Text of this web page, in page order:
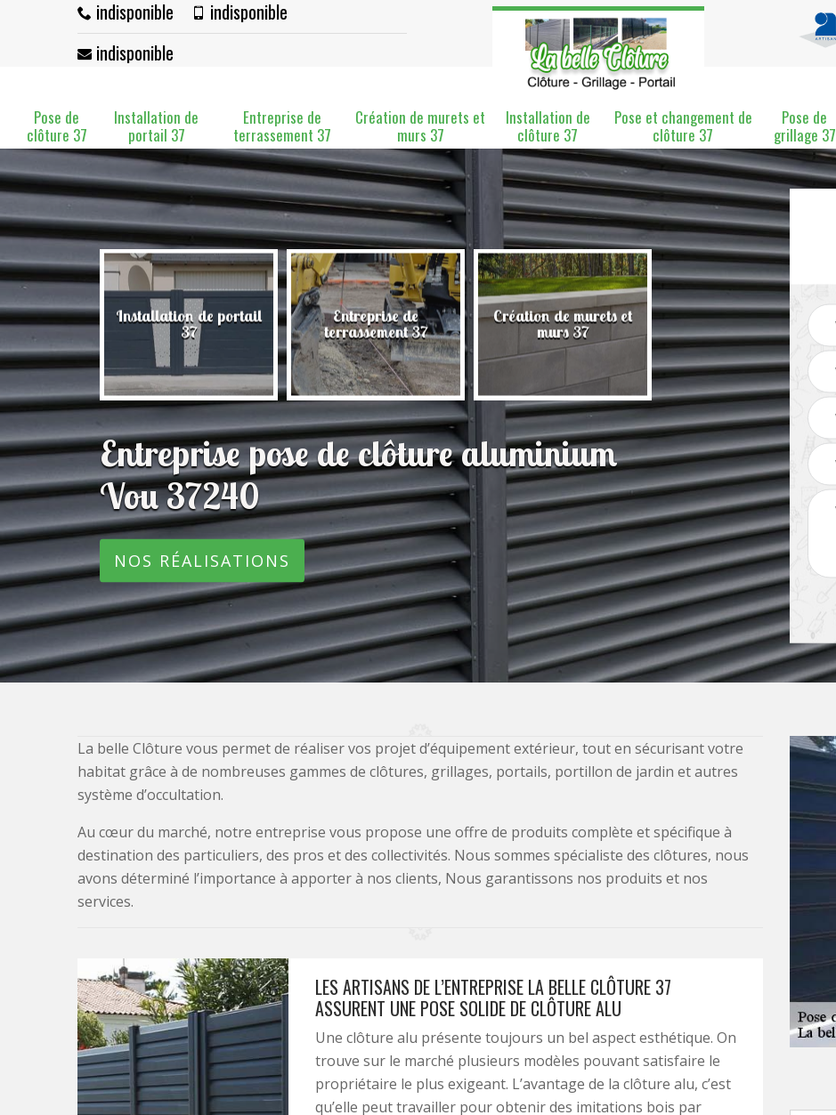
indisponible
indisponible
indisponible
Pose de
clôture 37
Installation de
portail 37
Entreprise de
terrassement 37
Création de murets et
murs 37
Installation de
clôture 37
Pose et changement de
clôture 37
Pose de
grillage 37
37 Installation de portail
37
Entreprise de
terrassement 37
Création de murets et
murs 37
Installation de clôture
37
Entreprise pose de clôture aluminium
Vou 37240
NOS RÉALISATIONS
La belle Clôture vous permet de réaliser vos projet d’équipement extérieur, tout en sécurisant votre
habitat grâce à de nombreuses gammes de clôtures, grillages, portails, portillon de jardin et autres
système d’occultation.
Au cœur du marché, notre entreprise vous propose une offre de produits complète et spécifique à
destination des particuliers, des pros et des collectivités. Nous sommes spécialiste des clôtures, nous
avons déterminé l’importance à apporter à nos clients, Nous garantissons nos produits et nos
services.
LES ARTISANS DE L’ENTREPRISE LA BELLE CLÔTURE 37
ASSURENT UNE POSE SOLIDE DE CLÔTURE ALU
Une clôture alu présente toujours un bel aspect esthétique. On
trouve sur le marché plusieurs modèles pouvant satisfaire le
propriétaire le plus exigeant. L’avantage de la clôture alu, c’est
qu’elle peut travailler pour obtenir des imitations bois par